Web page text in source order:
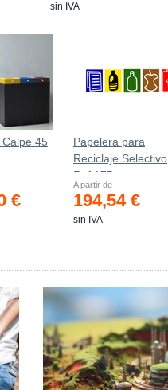
sin IVA
45
€
Papelera para
Reciclaje Selectivo
Ref.175
A partir de
194,54 €
sin IVA